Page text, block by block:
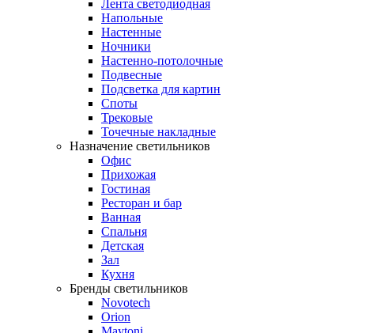
Лента светодиодная
Напольные
Настенные
Ночники
Настенно-потолочные
Подвесные
Подсветка для картин
Споты
Трековые
Точечные накладные
Назначение светильников
Офис
Прихожая
Гостиная
Ресторан и бар
Ванная
Спальня
Детская
Зал
Кухня
Бренды светильников
Novotech
Orion